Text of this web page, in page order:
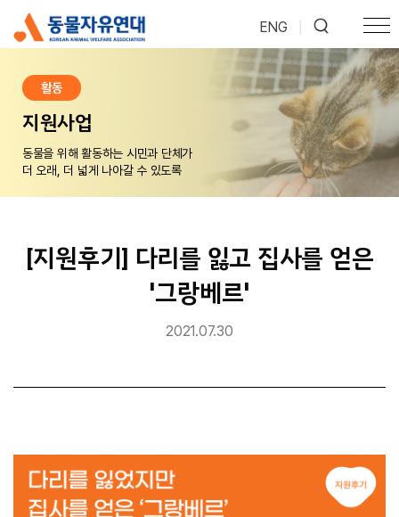
ENG
활동
지원사업
동물을 위해 활동하는 시민과 단체가
더 오래, 더 넓게 나아갈 수 있도록
[지원후기] 다리를 잃고 집사를 얻은
'그랑베르'
2021.07.30